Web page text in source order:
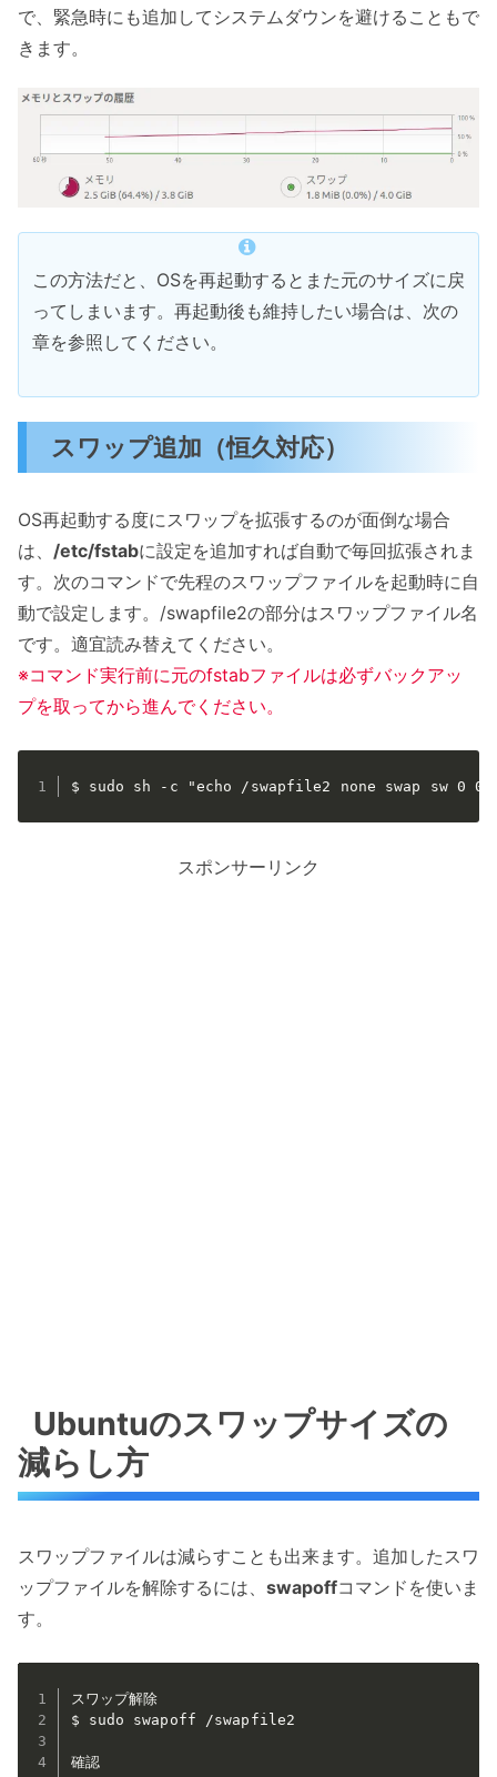
で、緊急時にも追加してシステムダウンを避けることもで
きます。
この方法だと、OSを再起動するとまた元のサイズに戻
ってしまいます。再起動後も維持したい場合は、次の
章を参照してください。
スワップ追加（恒久対応）
OS再起動する度にスワップを拡張するのが面倒な場合
は、 /etc/fstabに設定を追加すれば自動で毎回拡張されま
す。次のコマンドで先程のスワップファイルを起動時に自
動で設定します。/swapfile2の部分はスワップファイル名
です。適宜読み替えてください。
※コマンド実行前に元のfstabファイルは必ずバックアッ
プを取ってから進んでください。
$ sudo sh -c "echo /swapfile2 none swap sw 0
スポンサーリンク
Ubuntuのスワップサイズの
減らし方
スワップファイルは減らすことも出来ます。追加したスワ
ップファイルを解除するには、 swapoffコマンドを使いま
す。
スワップ解除
$ sudo swapoff /swapfile2
確認